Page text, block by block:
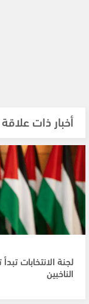
أخبار ذات علاقة
لجنة الانتخابات
الناخبين